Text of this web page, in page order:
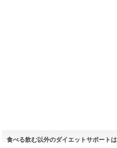
食べる飲む以外のダイエットサ